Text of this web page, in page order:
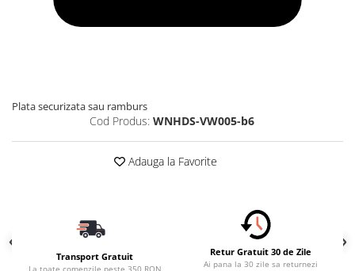
Plata securizata sau ramburs
Cod Produs: WNHDS-VW005-b6
Adauga la Favorite
Transport Gratuit Retur Gratuit 30 de Zile
Ai pana la 30 zile sa returnezi